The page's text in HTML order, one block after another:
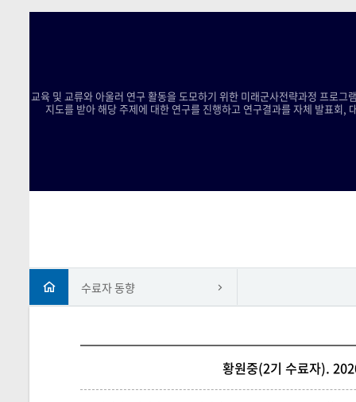
교육 및 교류와 아울러 연구 활동을 도모하기 위한 미래군사전략과정 프로
지도를 받아 해당 주제에 대한 연구를 진행하고 연구결과를 자체 발표회
수료자 동향
황원중(2기 수료자).